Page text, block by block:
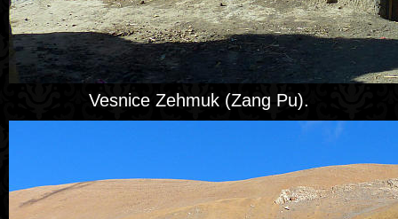
Vesnice Zehmuk (Zang Pu).